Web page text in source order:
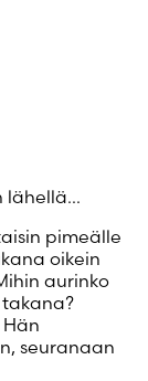
lähellä...
pimeälle
oikein
aurinko
seuranaan